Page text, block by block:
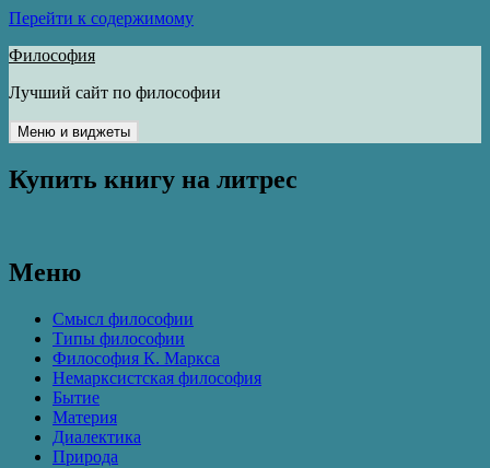
Перейти к содержимому
Философия
Лучший сайт по философии
Меню и виджеты
Купить книгу на литрес
Меню
Смысл философии
Типы философии
Философия К. Маркса
Немарксистская философия
Бытие
Материя
Диалектика
Природа